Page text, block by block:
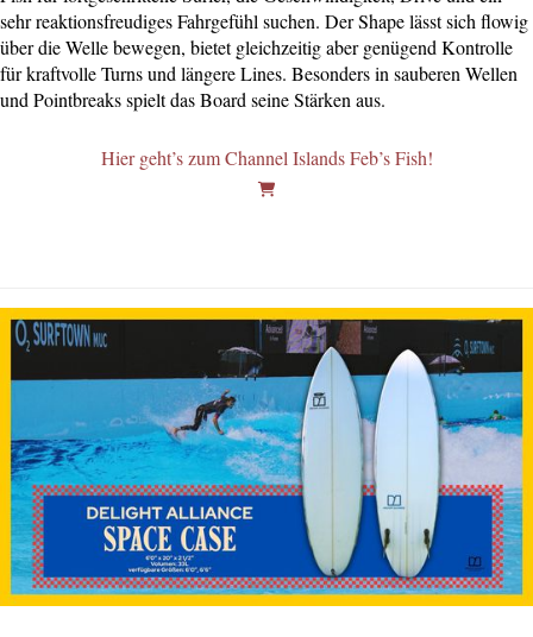
sehr reaktionsfreudiges Fahrgefühl suchen. Der Shape lässt sich flowig
über die Welle bewegen, bietet gleichzeitig aber genügend Kontrolle
für kraftvolle Turns und längere Lines. Besonders in sauberen Wellen
und Pointbreaks spielt das Board seine Stärken aus.
Hier geht’s zum Channel Islands Feb’s Fish!